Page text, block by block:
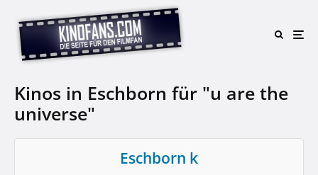
Kinos in Eschborn für "u are the
universe"
Eschborn k